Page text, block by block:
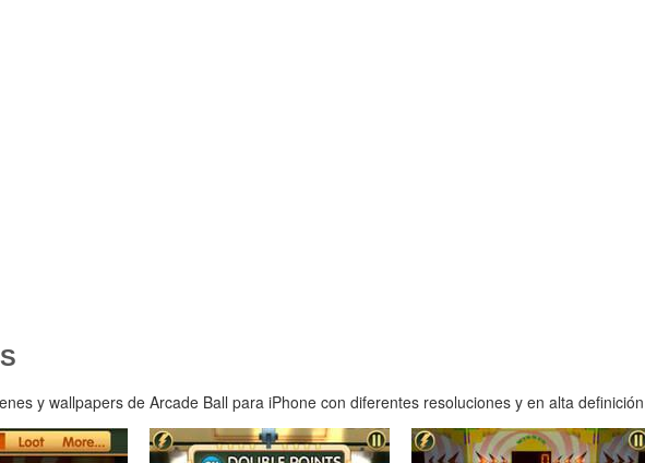
y wallpapers de Arcade Ball para iPhone con diferentes resoluciones y en alta